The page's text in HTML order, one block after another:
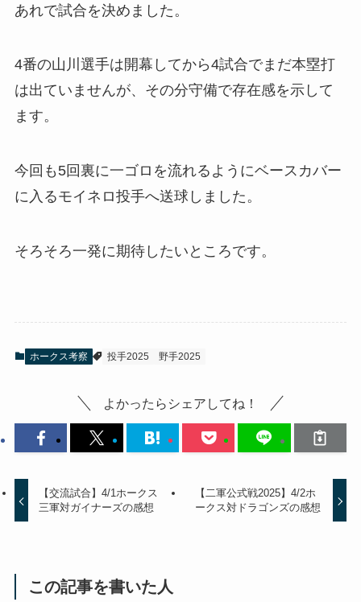
あれで試合を決めました。
4番の山川選手は開幕してから4試合でまだ本塁打
は出ていませんが、その分守備で存在感を示して
ます。
今回も5回裏に一ゴロを流れるようにベースカバー
に入るモイネロ投手へ送球しました。
そろそろ一発に期待したいところです。
ホークス考察 投手2025 野手2025
よかったらシェアしてね！
【交流試合】4/1ホークス
三軍対ガイナーズの感想
【二軍公式戦2025】4/2ホ
ークス対ドラゴンズの感想
この記事を書いた人